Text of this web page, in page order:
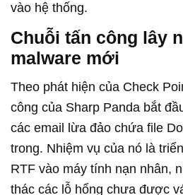
vào hệ thống.
Chuỗi tấn công lây
malware mới
Theo phát hiện của Check
công của Sharp Panda bắt
các email lừa đảo chứa file
trong. Nhiệm vụ của nó là
RTF vào máy tính nạn nhân,
thác các lỗ hổng chưa được